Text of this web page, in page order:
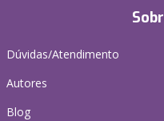
Dúvidas/Atendimento
Autores
Blog